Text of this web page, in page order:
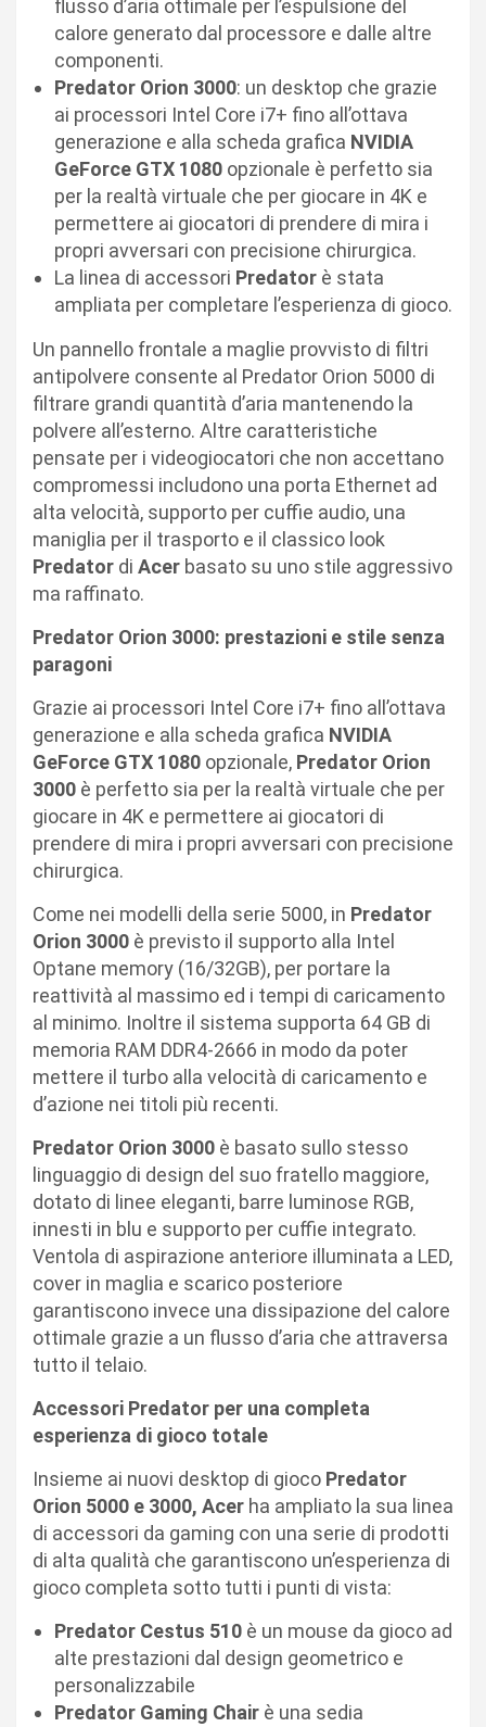
flusso d’aria ottimale per l’espulsione del
calore generato dal processore e dalle altre
componenti.
Predator Orion 3000: un desktop che grazie
ai processori Intel Core i7+ fino all’ottava
generazione e alla scheda grafica NVIDIA
GeForce GTX 1080 opzionale è perfetto sia
per la realtà virtuale che per giocare in 4K e
permettere ai giocatori di prendere di mira i
propri avversari con precisione chirurgica.
La linea di accessori Predator è stata
ampliata per completare l’esperienza di gioco.
Un pannello frontale a maglie provvisto di filtri
antipolvere consente al Predator Orion 5000 di
filtrare grandi quantità d’aria mantenendo la
polvere all’esterno. Altre caratteristiche
pensate per i videogiocatori che non accettano
compromessi includono una porta Ethernet ad
alta velocità, supporto per cuffie audio, una
maniglia per il trasporto e il classico look
Predator di Acer basato su uno stile aggressivo
ma raffinato.
Predator Orion 3000: prestazioni e stile senza
paragoni
Grazie ai processori Intel Core i7+ fino all’ottava
generazione e alla scheda grafica NVIDIA
GeForce GTX 1080 opzionale, Predator Orion
3000 è perfetto sia per la realtà virtuale che per
giocare in 4K e permettere ai giocatori di
prendere di mira i propri avversari con precisione
chirurgica.
Come nei modelli della serie 5000, in Predator
Orion 3000 è previsto il supporto alla Intel
Optane memory (16/32GB), per portare la
reattività al massimo ed i tempi di caricamento
al minimo. Inoltre il sistema supporta 64 GB di
memoria RAM DDR4-2666 in modo da poter
mettere il turbo alla velocità di caricamento e
d’azione nei titoli più recenti.
Predator Orion 3000 è basato sullo stesso
linguaggio di design del suo fratello maggiore,
dotato di linee eleganti, barre luminose RGB,
innesti in blu e supporto per cuffie integrato.
Ventola di aspirazione anteriore illuminata a LED,
cover in maglia e scarico posteriore
garantiscono invece una dissipazione del calore
ottimale grazie a un flusso d’aria che attraversa
tutto il telaio.
Accessori Predator per una completa
esperienza di gioco totale
Insieme ai nuovi desktop di gioco Predator
Orion 5000 e 3000, Acer ha ampliato la sua linea
di accessori da gaming con una serie di prodotti
di alta qualità che garantiscono un’esperienza di
gioco completa sotto tutti i punti di vista:
Predator Cestus 510 è un mouse da gioco ad
alte prestazioni dal design geometrico e
personalizzabile
Predator Gaming Chair è una sedia